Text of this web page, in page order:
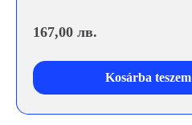
167,00 лв.
Kosárba teszem